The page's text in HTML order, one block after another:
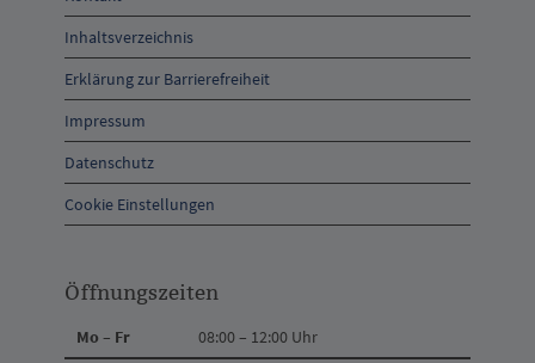
und
Anschrift
und
Kontakt
Inhaltsverzeichnis
Erklärung zur Barrierefreiheit
Impressum
Datenschutz
Cookie Einstellungen
Öffnungszeiten
Mo – Fr 08:00 – 12:00 Uhr